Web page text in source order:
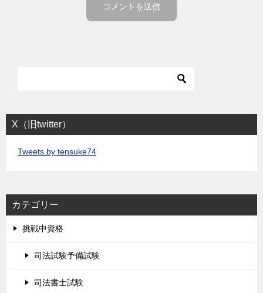
X（旧twitter）
Tweets by tensuke74
カテゴリー
挑戦中資格
司法試験予備試験
司法書士試験